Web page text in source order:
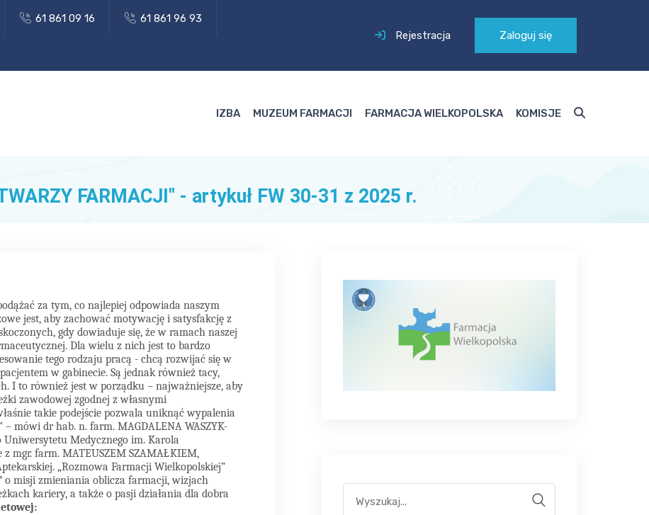
61 861 09 16
61 861 96 93
Rejestracja
Zaloguj się
IZBA MUZEUM FARMACJI FARMACJA WIELKOPOLSKA KOMISJE
FARMACJI" - artykuł FW 30-31 z 2025 r.
za tym, co najlepiej odpowiada naszym
jest, aby zachować motywację i satysfakcję z
gdy dowiaduje się, że w ramach naszej
Dla wielu z nich jest to bardzo
tego rodzaju pracą - chcą rozwijać się w
w gabinecie. Są jednak również tacy,
I to również jest w porządku – najważniejsze, aby
zawodowej zgodnej z własnymi
takie podejście pozwala uniknąć wypalenia
mówi dr hab. n. farm. MAGDALENA WASZYK-
Uniwersytetu Medycznego im. Karola
mgr. farm. MATEUSZEM SZAMAŁKIEM,
„Rozmowa Farmacji Wielkopolskiej”
o misji zmieniania oblicza farmacji, wizjach
kariery, a także o pasji działania dla dobra